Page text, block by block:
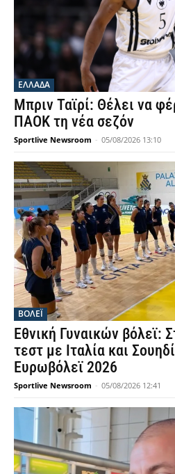
ΕΛΛΑΔΑ
Μπριν Ταϊρί: Θέλει να
ΠΑΟΚ τη νέα σεζόν
Sportlive Newsroom - 05/08/2026 13:10
ΒΟΛΕΪ
Εθνική Γυναικών βόλεϊ:
τεστ με Ιταλία και
Ευρωβόλεϊ 2026
Sportlive Newsroom - 05/08/2026 12:41